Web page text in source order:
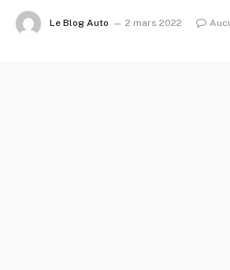
Le Blog Auto 2 mars 2022